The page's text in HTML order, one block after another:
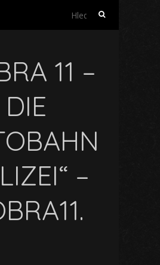
Vyhledávání
11 –
DIE
–